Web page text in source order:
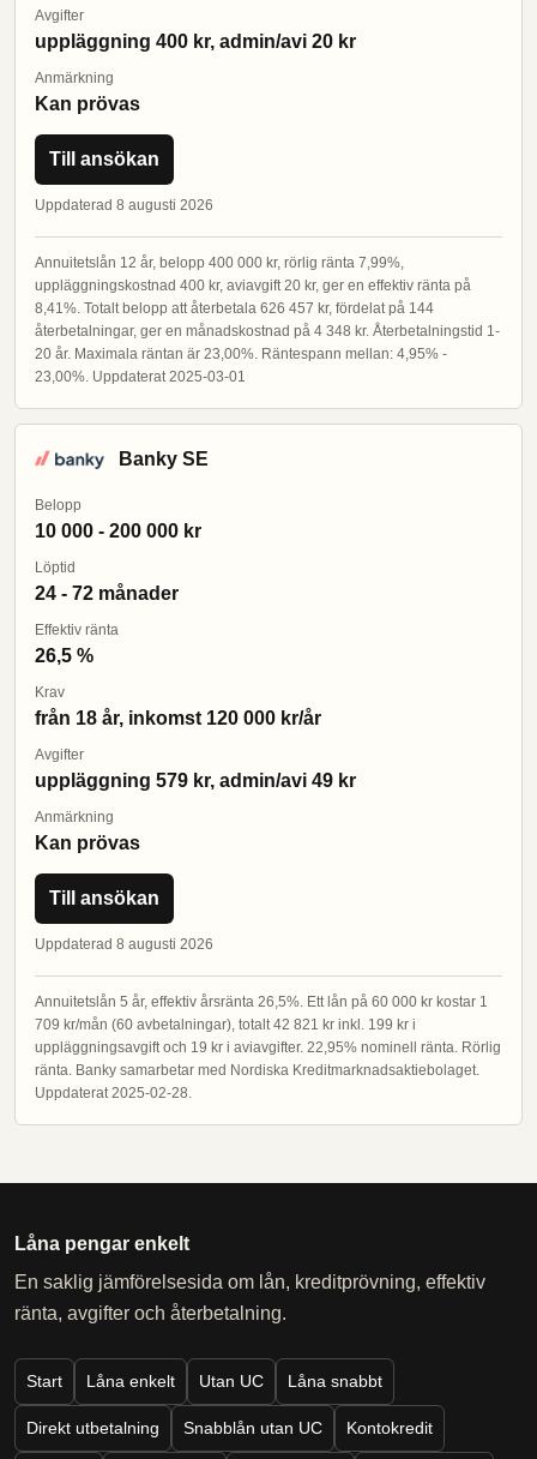
Avgifter
uppläggning 400 kr, admin/avi 20 kr
Anmärkning
Kan prövas
Till ansökan
Uppdaterad 8 augusti 2026
Annuitetslån 12 år, belopp 400 000 kr, rörlig ränta 7,99%,
uppläggningskostnad 400 kr, aviavgift 20 kr, ger en effektiv ränta på
8,41%. Totalt belopp att återbetala 626 457 kr, fördelat på 144
återbetalningar, ger en månadskostnad på 4 348 kr. Återbetalningstid 1-
20 år. Maximala räntan är 23,00%. Räntespann mellan: 4,95% -
23,00%. Uppdaterat 2025-03-01
Banky SE
Belopp
10 000 - 200 000 kr
Löptid
24 - 72 månader
Effektiv ränta
26,5 %
Krav
från 18 år, inkomst 120 000 kr/år
Avgifter
uppläggning 579 kr, admin/avi 49 kr
Anmärkning
Kan prövas
Till ansökan
Uppdaterad 8 augusti 2026
Annuitetslån 5 år, effektiv årsränta 26,5%. Ett lån på 60 000 kr kostar 1
709 kr/mån (60 avbetalningar), totalt 42 821 kr inkl. 199 kr i
uppläggningsavgift och 19 kr i aviavgifter. 22,95% nominell ränta. Rörlig
ränta. Banky samarbetar med Nordiska Kreditmarknadsaktiebolaget.
Uppdaterat 2025-02-28.
Låna pengar enkelt
En saklig jämförelsesida om lån, kreditprövning, effektiv
ränta, avgifter och återbetalning.
Start Låna enkelt Utan UC Låna snabbt
Direkt utbetalning Snabblån utan UC Kontokredit